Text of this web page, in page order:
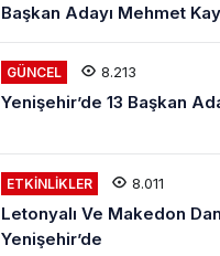
Başkan Adayı
GÜNCEL 8.213
Yenişehir’de 13 Başkan
ETKINLIKLER 8.011
Letonyalı Ve Makedon
Yenişehir’de